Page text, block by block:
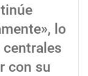
lo
con su